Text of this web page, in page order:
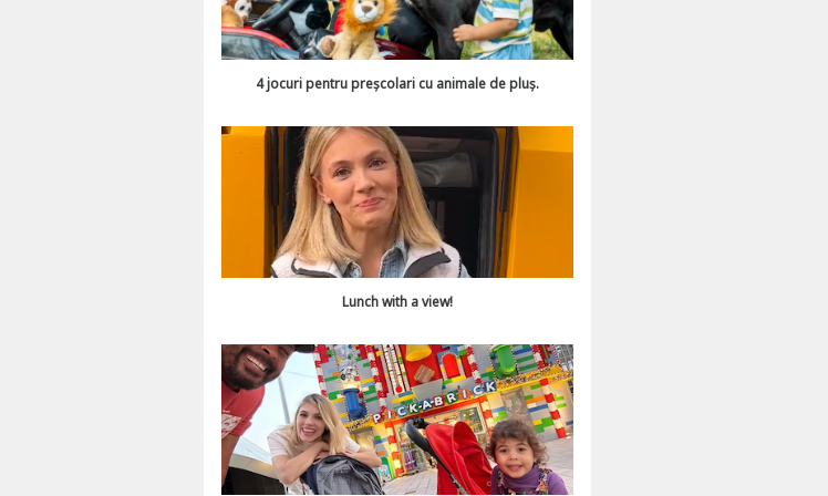
4 jocuri pentru preșcolari cu animale de pluș.
Lunch with a view!